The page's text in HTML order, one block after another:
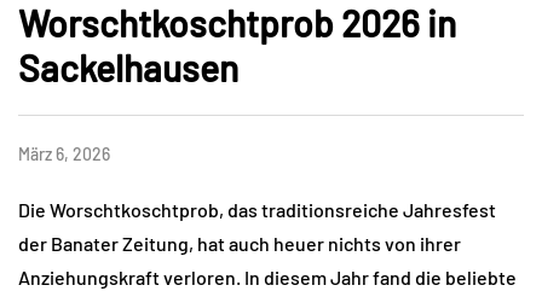
Worschtkoschtprob 2026 in
Sackelhausen
März 6, 2026
Die Worschtkoschtprob, das traditionsreiche Jahresfest
der Banater Zeitung, hat auch heuer nichts von ihrer
Anziehungskraft verloren. In diesem Jahr fand die beliebte